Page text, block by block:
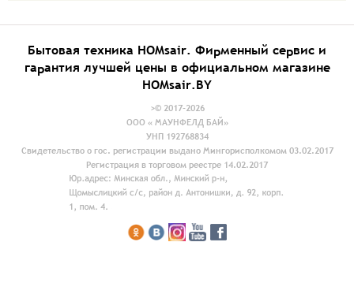
Бытовая техника HOMsair. Фирменный сервис и
гарантия лучшей цены в официальном магазине
HOMsair.BY
>© 2017-2026
ООО « МАУНФЕЛД БАЙ»
УНП 192768834
Свидетельство о гос. регистрации выдано Мингорисполкомом 03.02.2017
Регистрация в торговом реестре 14.02.2017